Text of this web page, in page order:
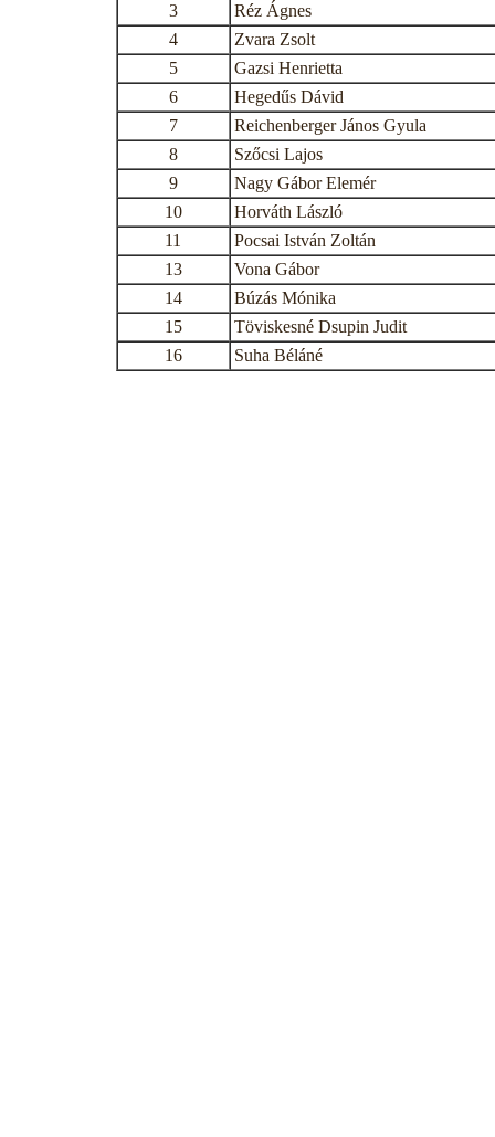
3
Réz Ágnes
4
Zvara Zsolt
5
Gazsi Henrietta
6
Hegedűs Dávid
7
Reichenberger János Gyula
8
Szőcsi Lajos
9
Nagy Gábor Elemér
10
Horváth László
11
Pocsai István Zoltán
13
Vona Gábor
14
Búzás Mónika
15
Töviskesné Dsupin Judit
16
Suha Béláné